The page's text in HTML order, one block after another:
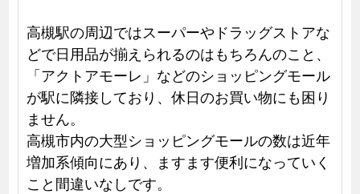
高槻駅の周辺ではスーパーやドラッグストアな
どで日用品が揃えられるのはもちろんのこと、
「アクトアモーレ」などのショッピングモール
が駅に隣接しており、休日のお買い物にも困り
ません。
高槻市内の大型ショッピングモールの数は近年
増加系傾向にあり、ますます便利になっていく
こと間違いなしです。